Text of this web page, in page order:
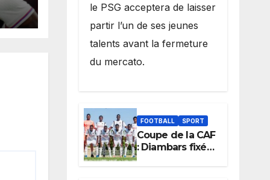
le PSG acceptera de laisser
partir l’un de ses jeunes
talents avant la fermeture
du mercato.
FOOTBALL SPORT
Coupe de la CAF
: Diambars fixé
sur son destin